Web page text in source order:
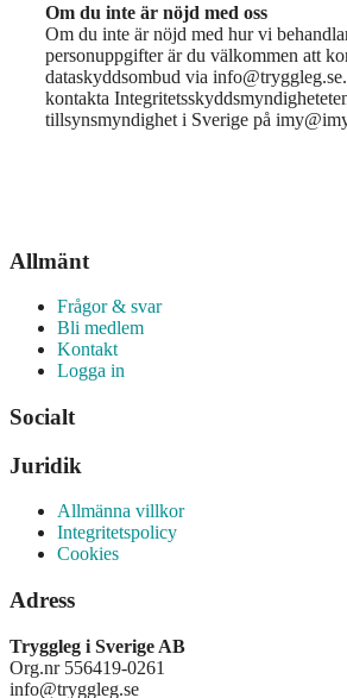
Om du inte är nöjd med oss
Om du inte är nöjd med hur vi
personuppgifter är du välkommen att
dataskyddsombud via
kontakta
tillsynsmyndighet i Sverige på
Allmänt
Frågor & svar
Bli medlem
Kontakt
Logga in
Socialt
Juridik
Allmänna villkor
Integritetspolicy
Cookies
Adress
Tryggleg i Sverige AB
Org.nr 556419-0261
info@tryggleg.se